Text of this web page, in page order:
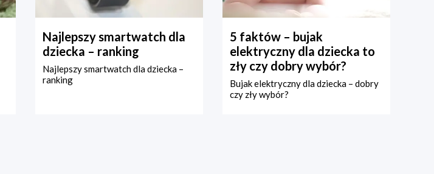
Najlepszy smartwatch dla
dziecka – ranking
Najlepszy smartwatch dla dziecka –
ranking
5 faktów – bujak
elektryczny dla dziecka to
zły czy dobry wybór?
Bujak elektryczny dla dziecka – dobry
czy zły wybór?